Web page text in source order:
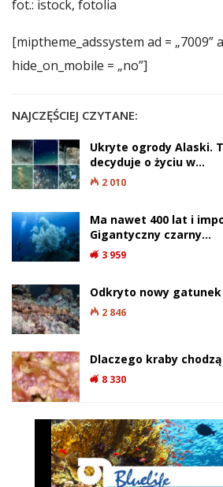
fot.: istock, fotolia
[miptheme_adssystem ad = „7009”
hide_on_mobile = „no”]
NAJCZĘŚCIEJ CZYTANE:
Ukryte ogrody Alaski.
decyduje o życiu w…
2 010
Ma nawet 400 lat i
Gigantyczny czarny…
3 959
Odkryto nowy
2 846
Dlaczego kraby
8 330